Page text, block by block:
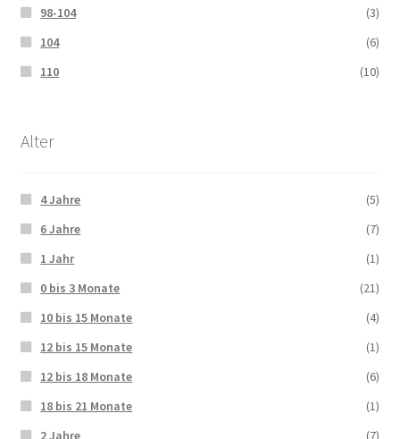
98-104
(3)
104
(6)
110
(10)
Alter
4 Jahre
(5)
6 Jahre
(7)
1 Jahr
(1)
0 bis 3 Monate
(21)
10 bis 15 Monate
(4)
12 bis 15 Monate
(1)
12 bis 18 Monate
(6)
18 bis 21 Monate
(1)
2 Jahre
(7)